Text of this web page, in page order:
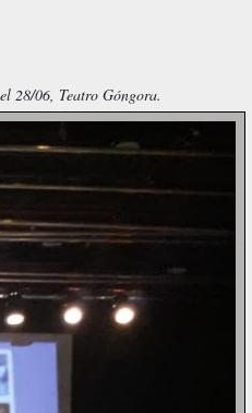
28/06, Teatro Góngora.